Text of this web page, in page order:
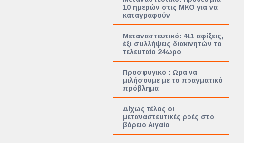
10 ημερών στις ΜΚΟ για να
καταγραφούν
Μεταναστευτικό: 411 αφίξεις,
έξι συλλήψεις διακινητών το
τελευταίο 24ωρο
Προσφυγικό : Ωρα να
μιλήσουμε με το πραγματικό
πρόβλημα
Δίχως τέλος οι
μεταναστευτικές ροές στο
βόρειο Αιγαίο